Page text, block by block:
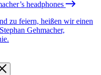
headphones
zu feiern, heißen wir einen
Gehmacher,